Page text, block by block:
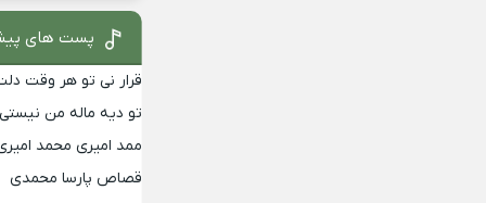
پست های
قرار نی تو هر وقت
تو دیه ماله من
ممد امیری محمد
قصاص پارسا محمدی